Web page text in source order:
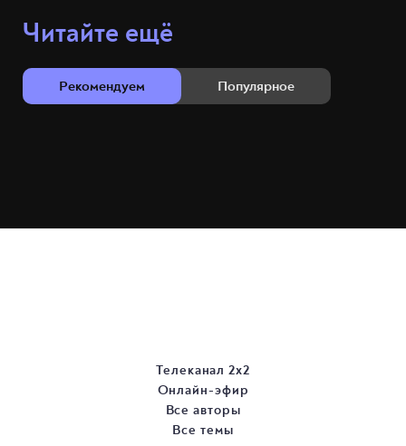
Читайте ещё
Рекомендуем Популярное
Телеканал 2х2
Онлайн-эфир
Все авторы
Все темы